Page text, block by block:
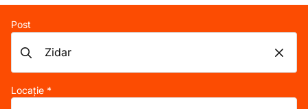
Post
Locație *